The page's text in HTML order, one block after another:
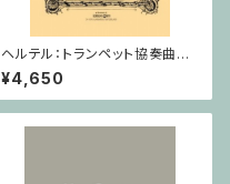
ヘルテル：トランペット協奏曲第1
番 変ホ長調/トランペット・ピア
ノ
¥4,650